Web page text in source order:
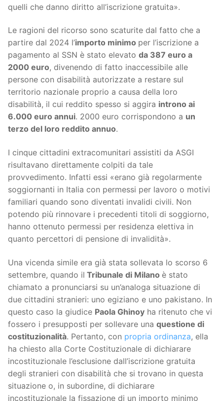
quelli che danno diritto all’iscrizione gratuita».
Le ragioni del ricorso sono scaturite dal fatto che a
partire dal 2024 l’importo minimo per l’iscrizione a
pagamento al SSN è stato elevato da 387 euro a
2000 euro, divenendo di fatto inaccessibile alle
persone con disabilità autorizzate a restare sul
territorio nazionale proprio a causa della loro
disabilità, il cui reddito spesso si aggira introno ai
6.000 euro annui. 2000 euro corrispondono a un
terzo del loro reddito annuo.
I cinque cittadini extracomunitari assistiti da ASGI
risultavano direttamente colpiti da tale
provvedimento. Infatti essi «erano già regolarmente
soggiornanti in Italia con permessi per lavoro o motivi
familiari quando sono diventati invalidi civili. Non
potendo più rinnovare i precedenti titoli di soggiorno,
hanno ottenuto permessi per residenza elettiva in
quanto percettori di pensione di invalidità».
Una vicenda simile era già stata sollevata lo scorso 6
settembre, quando il Tribunale di Milano è stato
chiamato a pronunciarsi su un’analoga situazione di
due cittadini stranieri: uno egiziano e uno pakistano. In
questo caso la giudice Paola Ghinoy ha ritenuto che vi
fossero i presupposti per sollevare una questione di
costituzionalità. Pertanto, con propria ordinanza, ella
ha chiesto alla Corte Costituzionale di dichiarare
incostituzionale l’esclusione dall’iscrizione gratuita
degli stranieri con disabilità che si trovano in questa
situazione o, in subordine, di dichiarare
incostituzionale la fissazione di un importo minimo